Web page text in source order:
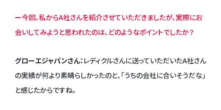
ー今回、私からA社さんを紹介させていただきましたが、実際にお
会いしてみようと思われたのは、どのようなポイントでしたか？
グローエジャパンさん： レディクルさんに送っていただいたA社さん
の実績が何より素晴らしかったのと、「うちの会社に合いそうだな」
と感じたからですね。